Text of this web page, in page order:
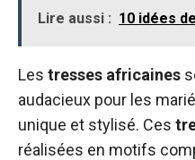
Lire aussi : 10 idées
Les tresses africaines
audacieux pour les
unique et stylisé. Ces
réalisées en motifs